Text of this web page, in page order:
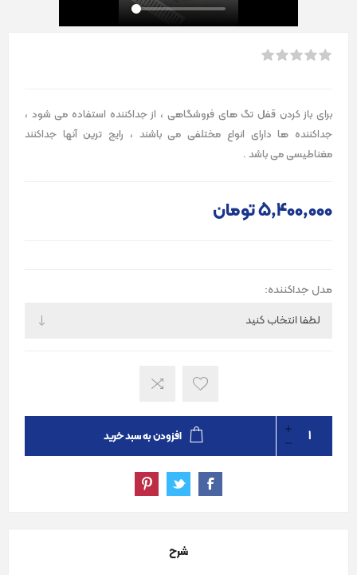
برای باز کردن قفل تگ های فروشگاهی ، از جداکننده استفاده می شود ،
جداکننده ها دارای انواع مختلفی می باشند ، رایج ترین آنها جداکنند
مغناطیسی می باشد .
5٬400٬000 تومان
مدل جداکننده:
افزودن به سبد خرید
شرح